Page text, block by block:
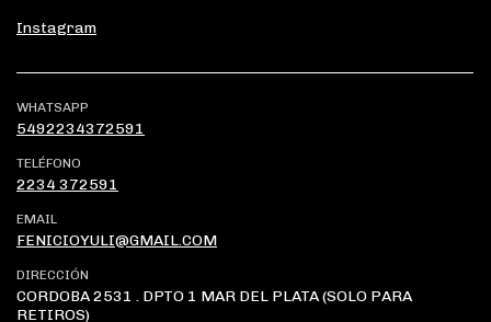
Instagram
WHATSAPP
5492234372591
TELÉFONO
2234 372591
EMAIL
FENICIOYULI@GMAIL.COM
DIRECCIÓN
CORDOBA 2531 . DPTO 1 MAR DEL PLATA (SOLO PARA
RETIROS)